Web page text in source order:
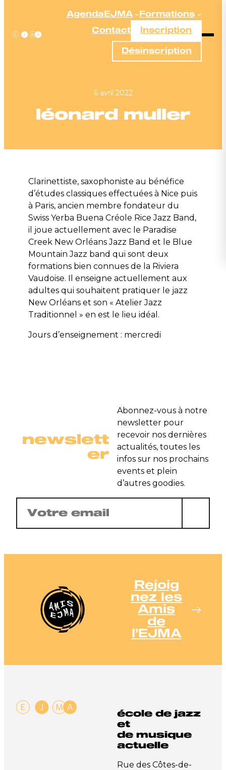
contenu
AgendaEJMA Formations
Contact
Inscription
Désinscription
6 avril 2022
léonard muller
Clarinettiste, saxophoniste au bénéfice
d’études classiques effectuées à Nice puis
à Paris, ancien membre fondateur du
Swiss Yerba Buena Créole Rice Jazz Band,
il joue actuellement avec le Paradise
Creek New Orléans Jazz Band et le Blue
Mountain Jazz band qui sont deux
formations bien connues de la Riviera
Vaudoise. Il enseigne actuellement aux
adultes qui souhaitent pratiquer le jazz
New Orléans et son « Atelier Jazz
Traditionnel » en est le lieu idéal.
Jours d’enseignement : mercredi
newslett
er
Abonnez-vous à notre
newsletter pour
recevoir nos dernières
actualités, toutes les
infos sur nos prochains
events et plein
d’autres goodies.
mail
(Nécessaire)
Rejoig
nez les
Amis
de
l’EJMA
école de jazz
et
de musique
actuelle
Rue des Côtes-de-